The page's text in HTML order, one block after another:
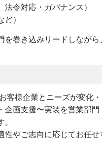
令対応・ガバナンス）
）
巻き込みリードしなが
客様企業とニーズが変化
画支援〜実装を営業部
やご志向に応じてお任せ